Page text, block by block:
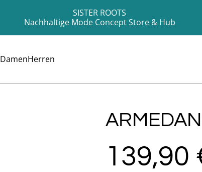
SISTER ROOTS
Nachhaltige Mode Concept Store & Hub
DamenHerren
139,90